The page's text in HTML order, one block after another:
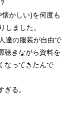
かしい)を何度も
ました。
達の服装が自由で
聴きながら資料を
なってきたんで
る。